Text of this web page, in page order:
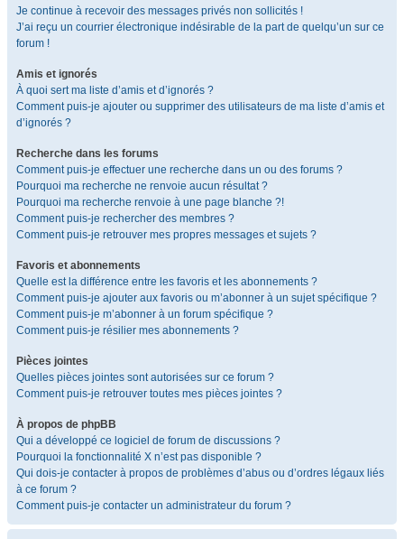
Je continue à recevoir des messages privés non sollicités !
J’ai reçu un courrier électronique indésirable de la part de quelqu’un sur ce
forum !
Amis et ignorés
À quoi sert ma liste d’amis et d’ignorés ?
Comment puis-je ajouter ou supprimer des utilisateurs de ma liste d’amis et
d’ignorés ?
Recherche dans les forums
Comment puis-je effectuer une recherche dans un ou des forums ?
Pourquoi ma recherche ne renvoie aucun résultat ?
Pourquoi ma recherche renvoie à une page blanche ?!
Comment puis-je rechercher des membres ?
Comment puis-je retrouver mes propres messages et sujets ?
Favoris et abonnements
Quelle est la différence entre les favoris et les abonnements ?
Comment puis-je ajouter aux favoris ou m’abonner à un sujet spécifique ?
Comment puis-je m’abonner à un forum spécifique ?
Comment puis-je résilier mes abonnements ?
Pièces jointes
Quelles pièces jointes sont autorisées sur ce forum ?
Comment puis-je retrouver toutes mes pièces jointes ?
À propos de phpBB
Qui a développé ce logiciel de forum de discussions ?
Pourquoi la fonctionnalité X n’est pas disponible ?
Qui dois-je contacter à propos de problèmes d’abus ou d’ordres légaux liés
à ce forum ?
Comment puis-je contacter un administrateur du forum ?